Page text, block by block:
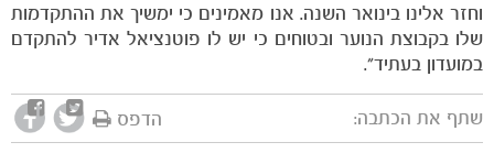
וחזר אלינו בינואר השנה. אנו מאמינים כי ימשיך את ההתקדמות
שלו בקבוצת הנוער ובטוחים כי יש לו פוטנציאל אדיר להתקדם
במועדון בעתיד״.
שתף את הכתבה: הדפס